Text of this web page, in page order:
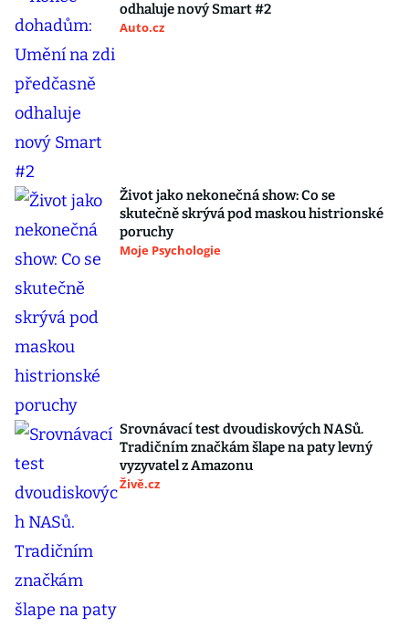
odhaluje nový Smart #2
Auto.cz
Život jako nekonečná show: Co se
skutečně skrývá pod maskou histrionské
poruchy
Moje Psychologie
Srovnávací test dvoudiskových NASů.
Tradičním značkám šlape na paty levný
vyzyvatel z Amazonu
Živě.cz